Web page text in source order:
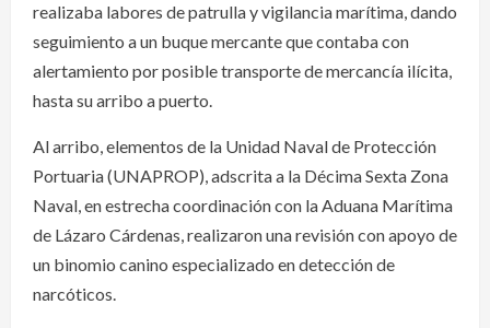
realizaba labores de patrulla y vigilancia marítima, dando
seguimiento a un buque mercante que contaba con
alertamiento por posible transporte de mercancía ilícita,
hasta su arribo a puerto.
Al arribo, elementos de la Unidad Naval de Protección
Portuaria (UNAPROP), adscrita a la Décima Sexta Zona
Naval, en estrecha coordinación con la Aduana Marítima
de Lázaro Cárdenas, realizaron una revisión con apoyo de
un binomio canino especializado en detección de
narcóticos.